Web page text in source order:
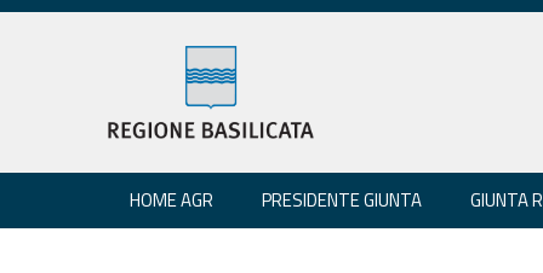
HOME AGR PRESIDENTE GIUNTA GIUNTA